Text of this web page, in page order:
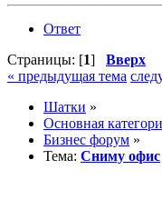
Ответ
Страницы: [1] Вверх
« предыдущая тема
Шатки »
Основная
Бизнес форум »
Тема: Сниму офис